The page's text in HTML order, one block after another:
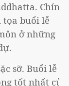
Chính
tọa buổi lễ
ở những
sỡ. Buổi lễ
tốt nhất của